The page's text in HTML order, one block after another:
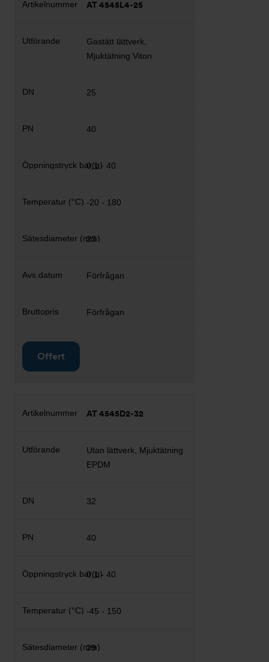
AT 4545L4-25
Gastätt lättverk,
Mjuktätning Viton
25
40
0,1 - 40
-20 - 180
23
Förfrågan
Förfrågan
Offert
AT 4545D2-32
Utan lättverk, Mjuktätning
EPDM
32
40
0,1 - 40
-45 - 150
29